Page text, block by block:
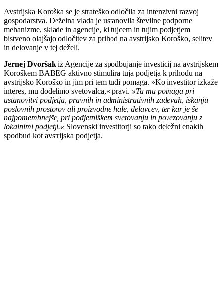
Avstrijska Koroška se je strateško odločila za intenzivni razvoj
gospodarstva. Deželna vlada je ustanovila številne podporne
mehanizme, sklade in agencije, ki tujcem in tujim podjetjem
bistveno olajšajo odločitev za prihod na avstrijsko Koroško, selitev
in delovanje v tej deželi.
Jernej Dvoršak iz Agencije za spodbujanje investicij na avstrijskem
Koroškem BABEG aktivno stimulira tuja podjetja k prihodu na
avstrijsko Koroško in jim pri tem tudi pomaga. »Ko investitor izkaže
interes, mu dodelimo svetovalca,« pravi. »Ta mu pomaga pri
ustanovitvi podjetja, pravnih in administrativnih zadevah, iskanju
poslovnih prostorov ali proizvodne hale, delavcev, ter kar je še
najpomembnejše, pri podjetniškem svetovanju in povezovanju z
lokalnimi podjetji.« Slovenski investitorji so tako deležni enakih
spodbud kot avstrijska podjetja.